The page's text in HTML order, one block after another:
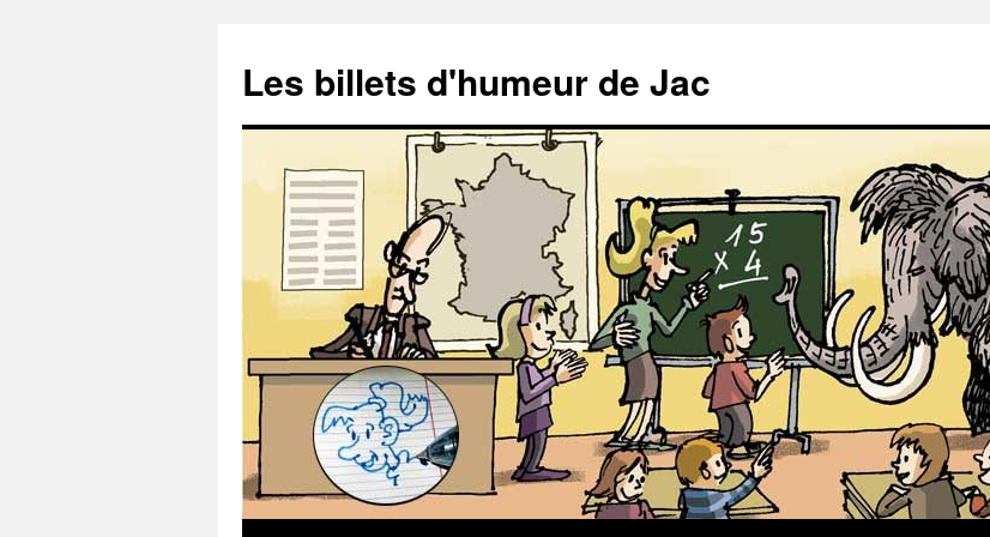
contenu
Les billets d'humeur de Jac